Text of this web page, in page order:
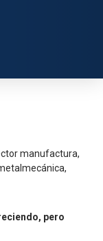
manufactura,
pero